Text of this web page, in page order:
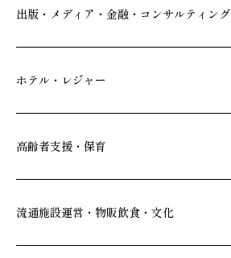
賃貸・売買物件情報
一括寮仲介
不動産投資
不動産オーナー様向け情報
社宅代行
ビル管理
24時間コールセンター
出版・メディア・金融・コンサルティング
書籍・コミック
住宅ローン
不動産信託
ホテル・レジャー
シティ・リゾートホテル
札幌・京都・沖縄
ビジネスホテル
府中・葛西・西葛西
高齢者支援・保育
シニア総合窓口
流通施設運営・物販飲食・文化